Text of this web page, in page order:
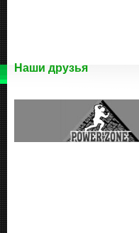
Наши друзья